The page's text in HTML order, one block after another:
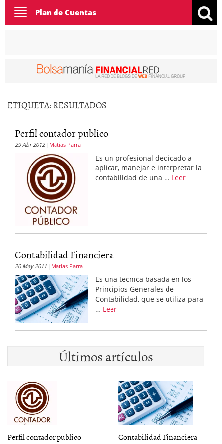
Toggle
navigation
Plan de Cuentas
ETIQUETA: RESULTADOS
Perfil contador publico
29 Abr 2012 Matias Parra
Es un profesional dedicado a
aplicar, manejar e interpretar la
contabilidad de una … Leer
Contabilidad Financiera
20 May 2011 Matias Parra
Es una técnica basada en los
Principios Generales de
Contabilidad, que se utiliza para
… Leer
Últimos artículos
Perfil contador publico Contabilidad Financiera